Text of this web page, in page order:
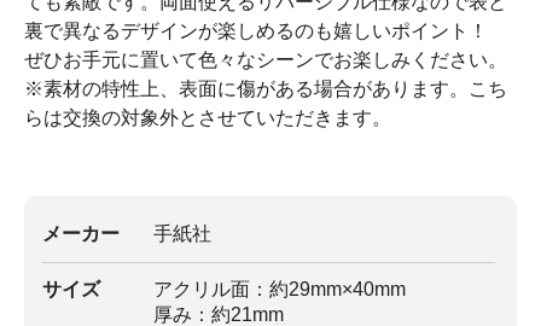
裏で異なるデザインが楽しめるのも嬉しいポイント！
ぜひお手元に置いて色々なシーンでお楽しみください。
※素材の特性上、表面に傷がある場合があります。こち
らは交換の対象外とさせていただきます。
メーカー 手紙社
サイズ
アクリル面：約29mm×40mm
厚み：約21mm